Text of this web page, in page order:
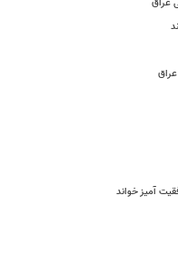
عراق
عراق
آمیز خواند